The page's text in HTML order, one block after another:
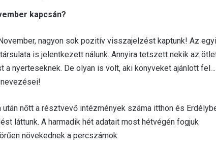
kapcsán?
nagyon sok pozitív visszajelzést kaptunk! Az
is jelentkezett nálunk. Annyira tetszett nekik az
a nyerteseknek. De olyan is volt, aki könyveket ajánlott
nőtt a résztvevő intézmények száma itthon és
láttunk. A harmadik hét adatait most hétvégén fogjuk
növekednek a percszámok.